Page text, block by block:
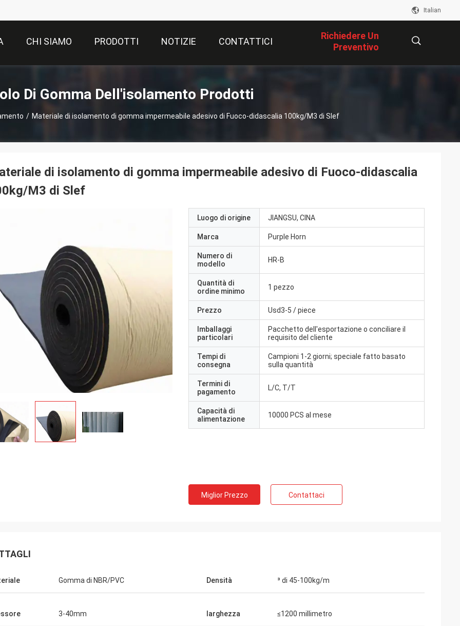
Italian
CHI SIAMO PRODOTTI NOTIZIE CONTATTICI
Richiedere Un
Preventivo
Di Gomma Dell'isolamento Prodotti
/ Materiale di isolamento di gomma impermeabile adesivo di Fuoco-didascalia 100kg/M3 di Slef
di isolamento di gomma impermeabile adesivo di Fuoco-didascalia
M3 di Slef
Luogo di origine JIANGSU, CINA
Marca Purple Horn
Numero di
modello
HR-B
Quantità di
ordine minimo
1 pezzo
Prezzo Usd3-5 / piece
Imballaggi
particolari
Pacchetto dell'esportazione o conciliare il
requisito del cliente
Tempi di
consegna
Campioni 1-2 giorni; speciale fatto basato
sulla quantità
Termini di
pagamento
L/C, T/T
Capacità di
alimentazione
10000 PCS al mese
Miglior Prezzo Contattaci
Gomma di NBR/PVC Densità ³ di 45-100kg/m
3-40mm larghezza ≤1200 millimetro